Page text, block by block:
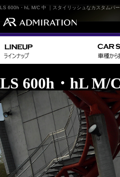
LS 600h・hL M/C 中 ｜スタイリッシュなカスタムパ
LS 600h・hL M/